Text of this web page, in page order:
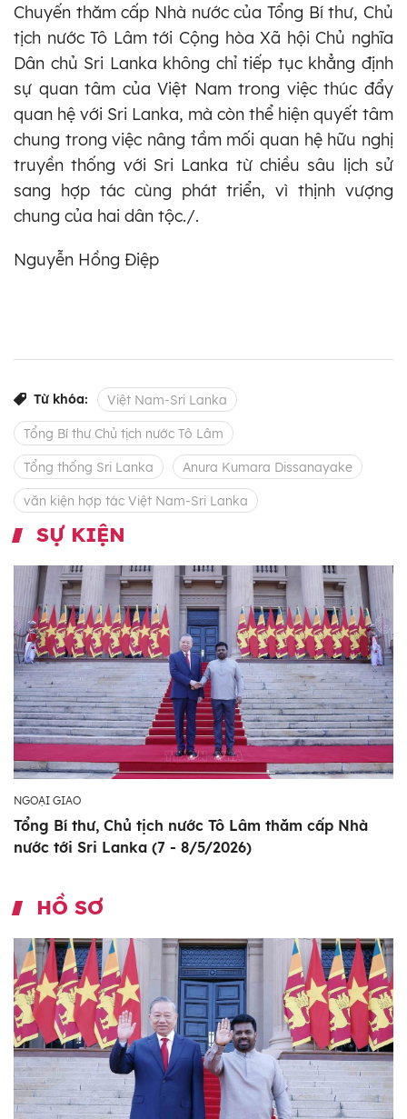
Chuyến thăm cấp Nhà nước của Tổng Bí thư, Chủ
tịch nước Tô Lâm tới Cộng hòa Xã hội Chủ nghĩa
Dân chủ Sri Lanka không chỉ tiếp tục khẳng định
sự quan tâm của Việt Nam trong việc thúc đẩy
quan hệ với Sri Lanka, mà còn thể hiện quyết tâm
chung trong việc nâng tầm mối quan hệ hữu nghị
truyền thống với Sri Lanka từ chiều sâu lịch sử
sang hợp tác cùng phát triển, vì thịnh vượng
chung của hai dân tộc./.
Nguyễn Hồng Điệp
Từ khóa: Việt Nam-Sri Lanka
Tổng Bí thư Chủ tịch nước Tô Lâm
Tổng thống Sri Lanka Anura Kumara Dissanayake
văn kiện hợp tác Việt Nam-Sri Lanka
SỰ KIỆN
NGOẠI GIAO
Tổng Bí thư, Chủ tịch nước Tô Lâm thăm cấp Nhà
nước tới Sri Lanka (7 - 8/5/2026)
HỒ SƠ